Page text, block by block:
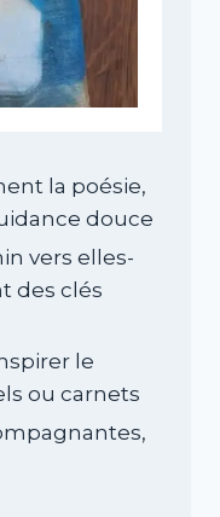
la poésie,
douce
vers elles-
des clés
le
ou carnets